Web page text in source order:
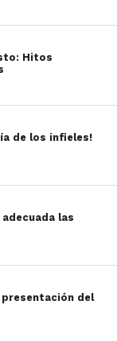
Hitos
de los infieles!
las
presentación del